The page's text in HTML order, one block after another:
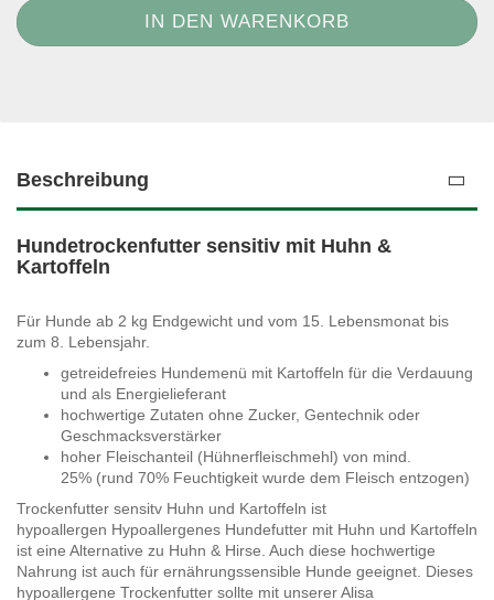
Beschreibung
Hundetrockenfutter sensitiv mit Huhn &
Kartoffeln
Für Hunde ab 2 kg Endgewicht und vom 15. Lebensmonat bis
zum 8. Lebensjahr.
getreidefreies Hundemenü mit Kartoffeln für die Verdauung
und als Energielieferant
hochwertige Zutaten ohne Zucker, Gentechnik oder
Geschmacksverstärker
hoher Fleischanteil (Hühnerfleischmehl) von mind.
25% (rund 70% Feuchtigkeit wurde dem Fleisch entzogen)
Trockenfutter sensitv Huhn und Kartoffeln ist
hypoallergen Hypoallergenes Hundefutter mit Huhn und Kartoffeln
ist eine Alternative zu Huhn & Hirse. Auch diese hochwertige
Nahrung ist auch für ernährungssensible Hunde geeignet. Dieses
hypoallergene Trockenfutter sollte mit unserer Alisa